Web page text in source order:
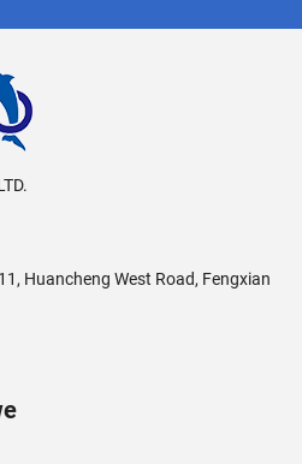
Huancheng West Road, Fengxian